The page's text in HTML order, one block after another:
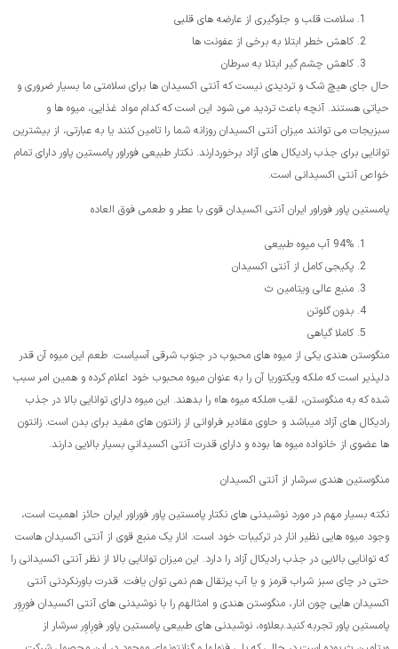
سلامت قلب و جلوگیری از عارضه های قلبی
کاهش خطر ابتلا به برخی از عفونت ها
کاهش چشم گیر ابتلا به سرطان
حال جای هیچ شک و تردیدی نیست که آنتی اکسیدان ها برای سلامتی ما بسیار ضروری و
حیاتی هستند. آنچه باعث تردید می شود این است که کدام مواد غذایی، میوه ها و
سبزیجات می توانند میزان آنتی اکسیدان روزانه شما را تامین کنند یا به عبارتی، از بیشترین
توانایی برای جذب رادیکال های آزاد برخوردارند. نکتار طبیعی فوراور پامستین پاور دارای تمام
خواص آنتی اکسیدانی است.
پامستین پاور فوراور ایران آنتی اکسیدان قوی با عطر و طعمی فوق العاده
94% آب میوه طبیعی
پکیجی کامل از آنتی اکسیدان
منبع عالی ویتامین ث
بدون گلوتن
کاملا گیاهی
منگوستن هندی یکی از میوه های محبوب در جنوب شرقی آسیاست. طعم این میوه آن قدر
دلپذیر است که ملکه ویکتوریا آن را به عنوان میوه محبوب خود اعلام کرده و همین امر سبب
شده که به منگوستن، لقب «ملکه میوه ها» را بدهند. این میوه دارای توانایی بالا در جذب
رادیکال­ های آزاد میباشد و حاوی مقادیر فراوانی از زانتون های مفید برای بدن است. زانتون
ها عضوی از خانواده میوه ها بوده و دارای قدرت آنتی اکسیدانیِ بسیار بالایی دارند.
منگوستین هندی سرشار از آنتی اکسیدان
نکته بسیار مهم در مورد نوشیدنی های نکتار پامستین پاور فوراور ایران حائز اهمیت است،
وجود میوه هایی نظیر انار در ترکیبات خود است. انار یک منبع قوی از آنتی اکسیدان هاست
که توانایی بالایی در جذب رادیکال آزاد را دارد. این میزان توانایی بالا از نظر آنتی اکسیدانی را
حتی در چای سبز شراب قرمز و یا آب پرتقال هم نمی توان یافت. قدرت باورنکردنی آنتی
اکسیدان هایی چون انار، منگوستن هندی و امثالهم را با نوشیدنی های آنتی اکسیدان فورِوِر
پامستین پاور تجربه کنید.بعلاوه، نوشیدنی های طبیعی پامستین پاور فورِاوِر سرشار از